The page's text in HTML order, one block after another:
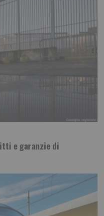
e garanzie di